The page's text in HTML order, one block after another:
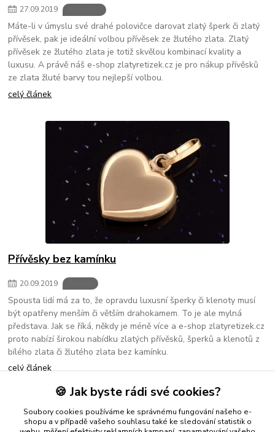
27.09.2019
Máte-li v úmyslu své drahé polovičce darovat zlatý šperk či zlatý
přívěsek, pak je ideální volbou přívěsek ze žlutého zlata. Zlatý
přívěsek ze žlutého zlata je totiž skvělou kombinací kvality a
luxusu. A právě náš e-shop zlatyretizek.cz je pro nákup přívěsků
ze zlata žluté barvy tou nejlepší volbou.
celý článek
Přívěsky bez kamínku
20.09.2019
Spousta lidí má za to, že opravdu luxusní šperky či klenoty musí
být opatřeny menším či větším drahokamem. To je ale mylná
představa. Jak se říká, někdy je méně více a e-shop zlatyretizek.cz
proto nabízí širokou nabídku zlatých přívěsků, šperků a klenotů z
bílého zlata či žlutého zlata bez kamínku.
celý článek
strana z 1
🍪 Jak byste rádi své cookies?
Soubory cookies používáme ke správnému fungování našeho e-
shopu a v případě vašeho souhlasu také ke sledování statistik o